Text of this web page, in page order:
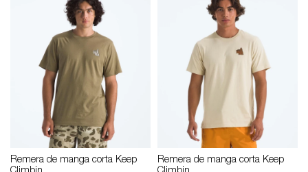
Remera de manga corta Keep
Remera de manga corta Keep